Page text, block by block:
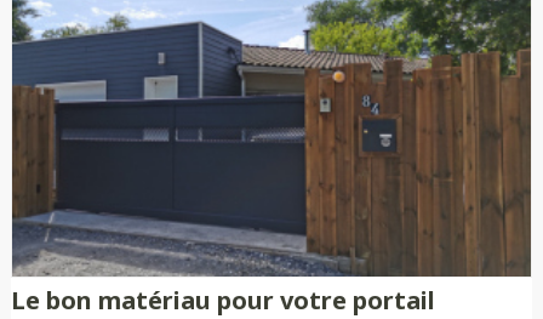
Le bon matériau pour votre portail